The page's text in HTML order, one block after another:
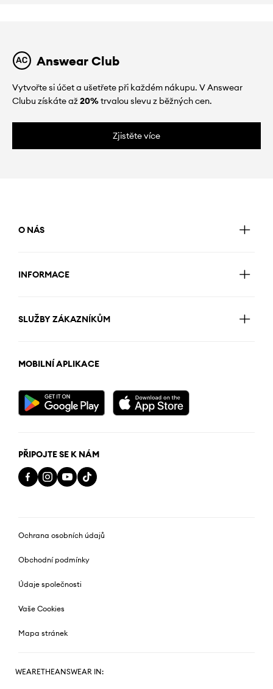
Answear Club
Vytvořte si účet a ušetřete při každém nákupu. V Answear
Clubu získáte až20%trvalou slevu z běžných cen.
Zjistěte více
O NÁS
INFORMACE
SLUŽBY ZÁKAZNÍKŮM
MOBILNÍ APLIKACE
PŘIPOJTE SE K NÁM
Ochrana osobních údajů
Obchodní podmínky
Údaje společnosti
Vaše Cookies
Mapa stránek
WEARETHEANSWEAR IN: